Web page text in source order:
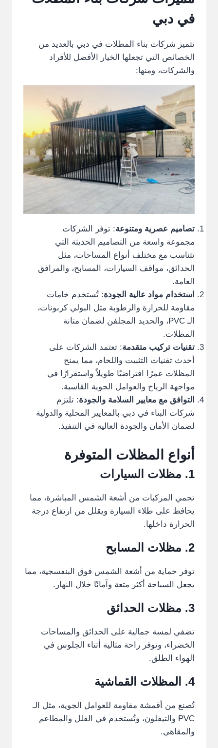
في دبي
تتميز شركات بناء المظلات في دبي بالعديد من
الخصائص التي تجعلها الخيار الأفضل للأفراد
والشركات، ومنها:
تصاميم عصرية ومتنوعة: توفر الشركات
مجموعة واسعة من التصاميم الحديثة التي
تتناسب مع مختلف أنواع المساحات، مثل
الحدائق، مواقف السيارات، المسابح، والمرافق
العامة.
استخدام مواد عالية الجودة: تُستخدم خامات
مقاومة للحرارة والرطوبة مثل البولي كربونات،
الـ PVC، والحديد المجلفن لضمان متانة
المظلات.
تقنيات تركيب متقدمة: تعتمد الشركات على
أحدث تقنيات التثبيت واللحام، مما يمنح
المظلات عمرًا افتراضيًا طويلاً واستقرارًا في
مواجهة الرياح والعوامل الجوية القاسية.
التوافق مع معايير السلامة والجودة: تلتزم
شركات البناء في دبي بالمعايير المحلية والدولية
لضمان الأمان والجودة العالية في التنفيذ.
أنواع المظلات المتوفرة
1. مظلات السيارات
تحمي المركبات من أشعة الشمس المباشرة، مما
يحافظ على طلاء السيارة ويقلل من ارتفاع درجة
الحرارة داخلها.
2. مظلات المسابح
توفر حماية من أشعة الشمس فوق البنفسجية، مما
يجعل السباحة أكثر متعة وآمانًا خلال النهار.
3. مظلات الحدائق
تضفي لمسة جمالية على الحدائق والمساحات
الخضراء، وتوفر راحة مثالية أثناء الجلوس في
الهواء الطلق.
4. المظلات القماشية
تُصنع من أقمشة مقاومة للعوامل الجوية، مثل الـ
PVC والتيفلون، وتُستخدم في الفلل والمطاعم
والمقاهي.